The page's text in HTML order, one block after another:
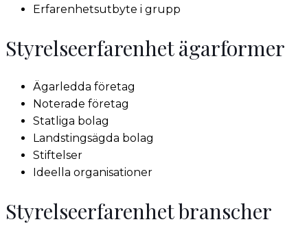
Erfarenhetsutbyte i grupp
Styrelseerfarenhet ägarformer
Ägarledda företag
Noterade företag
Statliga bolag
Landstingsägda bolag
Stiftelser
Ideella organisationer
Styrelseerfarenhet branscher